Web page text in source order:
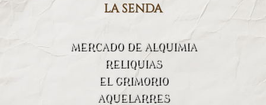
la senda
MERCADO DE ALQUIMIA
RELIQUIAS
EL GRIMORIO
AQUELARRES